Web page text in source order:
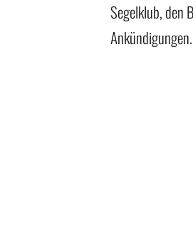
Segelklub, den
Ankündigungen.